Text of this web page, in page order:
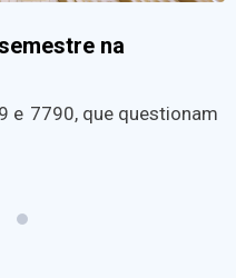
na
e 7790, que questionam